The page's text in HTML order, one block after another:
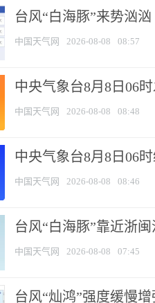
台风“白海豚”来势汹
中国天气网 2026-08-08 08:57
中央气象台8月8日06
中国天气网 2026-08-08 08:48
中央气象台8月8日06
中国天气网 2026-08-08 08:46
台风“白海豚”靠近浙
中国天气网 2026-08-08 07:45
台风“灿鸿”强度缓慢